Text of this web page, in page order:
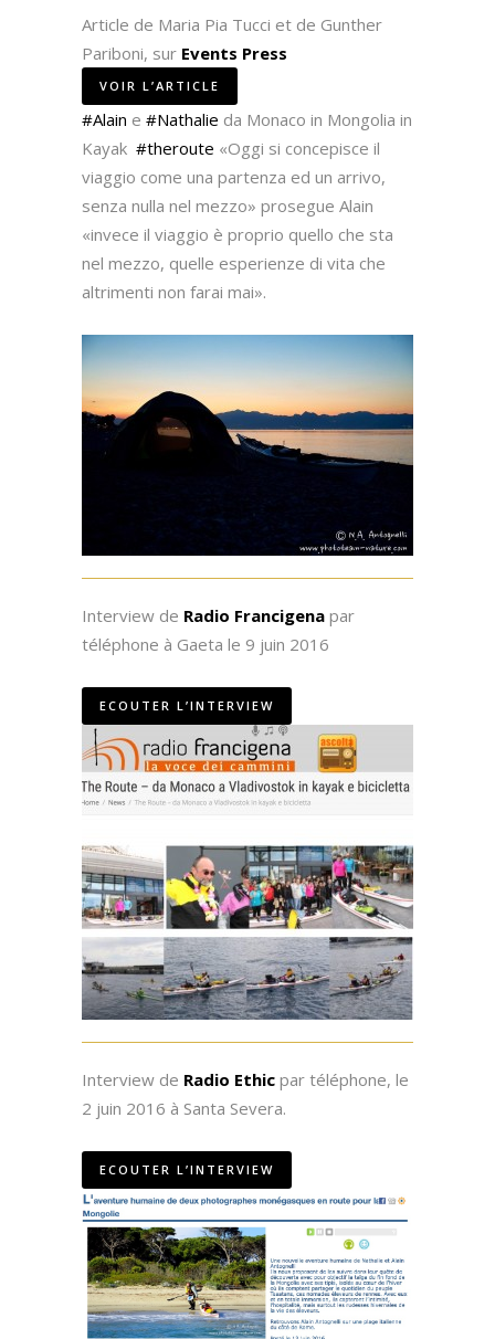
Article de Maria Pia Tucci et de Gunther
Pariboni, sur Events Press
VOIR L’ARTICLE
‪#‎Alain‬ e ‪#‎Nathalie‬ da Monaco in Mongolia in
Kayak ‪#‎theroute‬ «Oggi si concepisce il
viaggio come una partenza ed un arrivo,
senza nulla nel mezzo» prosegue Alain
«invece il viaggio è proprio quello che sta
nel mezzo, quelle esperienze di vita che
altrimenti non farai mai».
Interview de Radio Francigena par
téléphone à Gaeta le 9 juin 2016
ECOUTER L’INTERVIEW
Interview de Radio Ethic par téléphone, le
2 juin 2016 à Santa Severa.
ECOUTER L’INTERVIEW